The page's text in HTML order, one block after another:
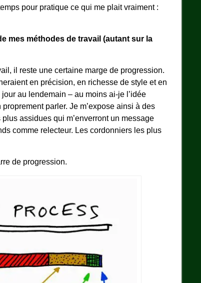
pour pratique ce qui me plait vraiment :
mes méthodes de travail (autant sur la
il reste une certaine marge de progression.
en précision, en richesse de style et en
au lendemain – au moins ai-je l’idée
parler. Je m’expose ainsi à des
assidues qui m’enverront un message
comme relecteur. Les cordonniers les plus
de progression.